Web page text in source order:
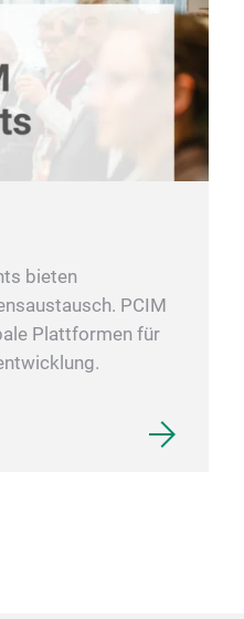
bieten
PCIM
Plattformen für